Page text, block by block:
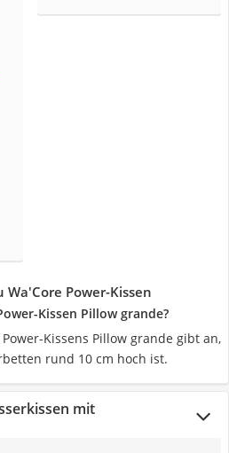
Power-Kissen
Kissen Pillow grande?
Kissens Pillow grande gibt an,
rund 10 cm hoch ist.
mit